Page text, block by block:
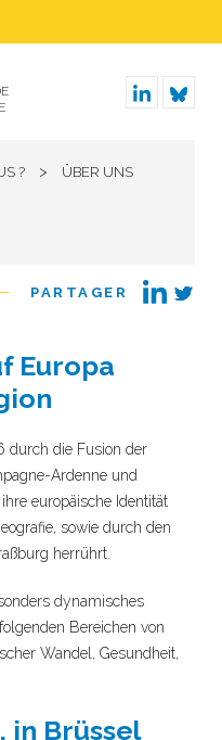
? > ÜBER UNS
PARTAGER
Europa
durch die Fusion der
Ardenne und
europäische Identität
sowie durch den
herrührt.
dynamisches
Bereichen von
Wandel, Gesundheit,
in Brüssel